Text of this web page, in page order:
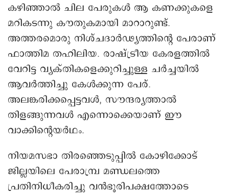
കഴിഞ്ഞാൽ ചില പേരുകൾ ആ കണക്കുകളെ
മറികടന്നു കൗതുകമായി മാറാറുണ്ട്.
അത്തരമൊരു നിശ്ചദാർഢ്യത്തിന്റെ പേരാണ്
ഫാത്തിമ തഹിലിയ. രാഷ്ട്രീയ കേരളത്തിൽ
വേറിട്ട വ്യക്തികളെക്കുറിച്ചുള്ള ചർച്ചയിൽ
ആവർത്തിച്ചു കേൾക്കുന്ന പേര്.
അലങ്കരിക്കപ്പെട്ടവൾ, സൗന്ദര്യത്താൽ
തിളങ്ങുന്നവൾ എന്നൊക്കെയാണ് ഈ
വാക്കിന്റെയർഥം.
നിയമസഭാ തിരഞ്ഞെടുപ്പിൽ കോഴിക്കോട്
ജില്ലയിലെ പേരാമ്പ്ര മണ്ഡലത്തെ
പ്രതിനിധീകരിച്ചു വൻഭൂരിപക്ഷത്തോടെ